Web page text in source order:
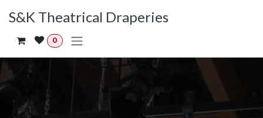
S&K Theatrical Draperies
0